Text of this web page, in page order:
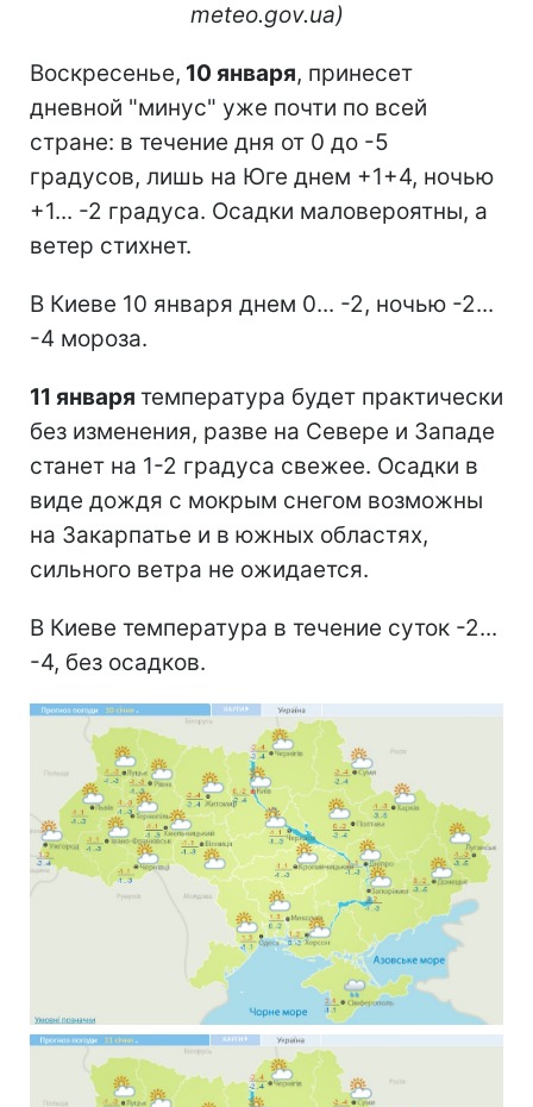
meteo.gov.ua)
Воскресенье, 10 января, принесет
дневной "минус" уже почти по всей
стране: в течение дня от 0 до -5
градусов, лишь на Юге днем +1+4, ночью
+1... -2 градуса. Осадки маловероятны, а
ветер стихнет.
В Киеве 10 января днем 0... -2, ночью -2...
-4 мороза.
11 января температура будет практически
без изменения, разве на Севере и Западе
станет на 1-2 градуса свежее. Осадки в
виде дождя с мокрым снегом возможны
на Закарпатье и в южных областях,
сильного ветра не ожидается.
В Киеве температура в течение суток -2...
-4, без осадков.